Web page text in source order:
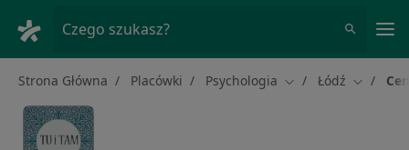
Czego szukasz?
Strona Główna Placówki Psychologia Zmień miasto
Łódź Zmień